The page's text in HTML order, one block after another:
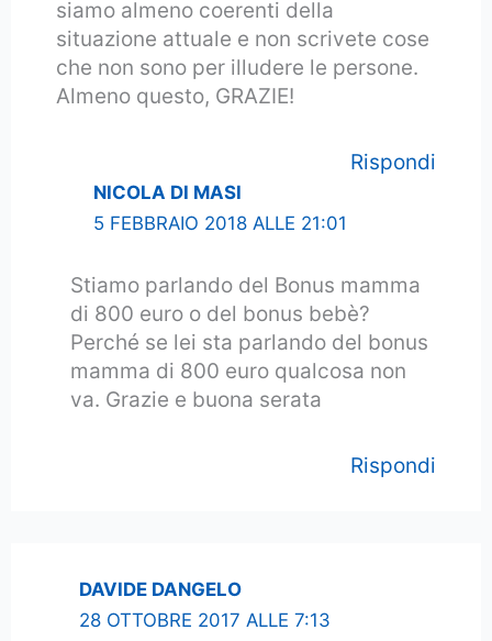
siamo almeno coerenti della
situazione attuale e non scrivete cose
che non sono per illudere le persone.
Almeno questo, GRAZIE!
Rispondi
NICOLA DI MASI
5 FEBBRAIO 2018 ALLE 21:01
Stiamo parlando del Bonus mamma
di 800 euro o del bonus bebè?
Perché se lei sta parlando del bonus
mamma di 800 euro qualcosa non
va. Grazie e buona serata
Rispondi
DAVIDE DANGELO
28 OTTOBRE 2017 ALLE 7:13